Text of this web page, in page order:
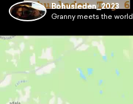
Bohusleden_2023
Granny meets the world